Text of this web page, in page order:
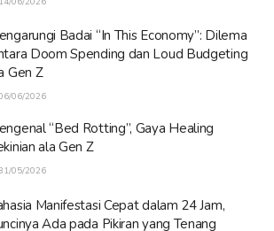
Badai “In This Economy”: Dilema
Doom Spending dan Loud Budgeting
Gen Z
06/2026
“Bed Rotting”, Gaya Healing
ala Gen Z
05/2026
Manifestasi Cepat dalam 24 Jam,
Ada pada Pikiran yang Tenang